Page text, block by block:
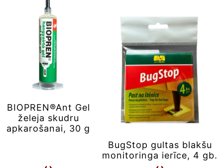
BIOPREN®Ant Gel
želeja skudru
apkarošanai, 30 g
BugStop gultas blakšu
monitoringa ierīce, 4 gb.